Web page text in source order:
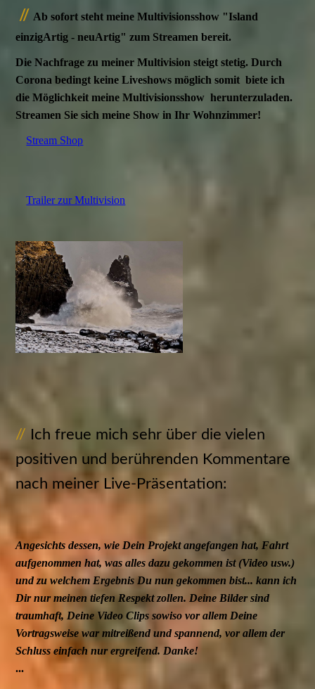
// Ab sofort steht meine Multivisionsshow "Island
einzigArtig - neuArtig" zum Streamen bereit.
Die Nachfrage zu meiner Multivision steigt stetig. Durch
Corona bedingt keine Liveshows möglich somit biete ich
die Möglichkeit meine Multivisionsshow herunterzuladen.
Streamen Sie sich meine Show in Ihr Wohnzimmer!
Stream Shop
Trailer zur Multivision
// Ich freue mich sehr über die vielen
positiven und berührenden Kommentare
nach meiner Live-Präsentation:
Angesichts dessen, wie Dein Projekt angefangen hat, Fahrt
aufgenommen hat, was alles dazu gekommen ist (Video usw.)
und zu welchem Ergebnis Du nun gekommen bist... kann ich
Dir nur meinen tiefen Respekt zollen. Deine Bilder sind
traumhaft, Deine Video Clips sowiso vor allem Deine
Vortragsweise war mitreißend und spannend, vor allem der
Schluss einfach nur ergreifend. Danke!
...